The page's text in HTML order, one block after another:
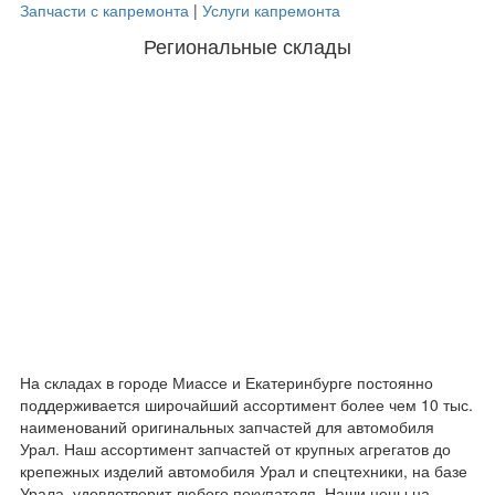
Запчасти с капремонта | Услуги капремонта
Региональные склады
На складах в городе Миассе и Екатеринбурге постоянно
поддерживается широчайший ассортимент более чем 10 тыс.
наименований оригинальных запчастей для автомобиля
Урал. Наш ассортимент запчастей от крупных агрегатов до
крепежных изделий автомобиля Урал и спецтехники, на базе